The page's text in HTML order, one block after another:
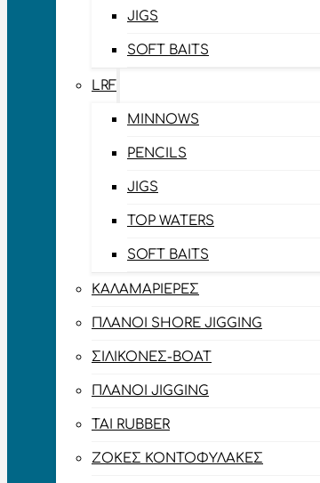
JIGS
SOFT BAITS
LRF
MINNOWS
PENCILS
JIGS
TOP WATERS
SOFT BAITS
ΚΑΛΑΜΑΡΙΈΡΕΣ
ΠΛΆΝΟΙ SHORE JIGGING
ΣΙΛΙΚΌΝΕΣ-BOAT
ΠΛΆΝΟΙ JIGGING
TAI RUBBER
ΖΌΚΕΣ ΚΟΝΤΟΦΎΛΑΚΕΣ